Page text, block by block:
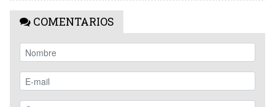
COMENTARIOS